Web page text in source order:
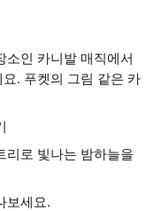
소인 카니발 매직에서
. 푸켓의 그림 같은 카
리로 빛나는 밤하늘을
보세요.